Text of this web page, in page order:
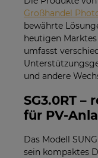
Großhandel
bewährte
heutigen
umfasst
und andere
SG3.0RT
für PV-
Das Modell
sein kompaktes